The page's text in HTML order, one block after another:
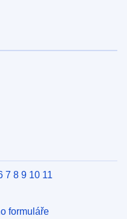
7 8 9 10 11
formuláře